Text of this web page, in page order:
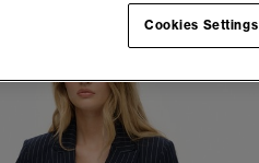
Cookies Settings